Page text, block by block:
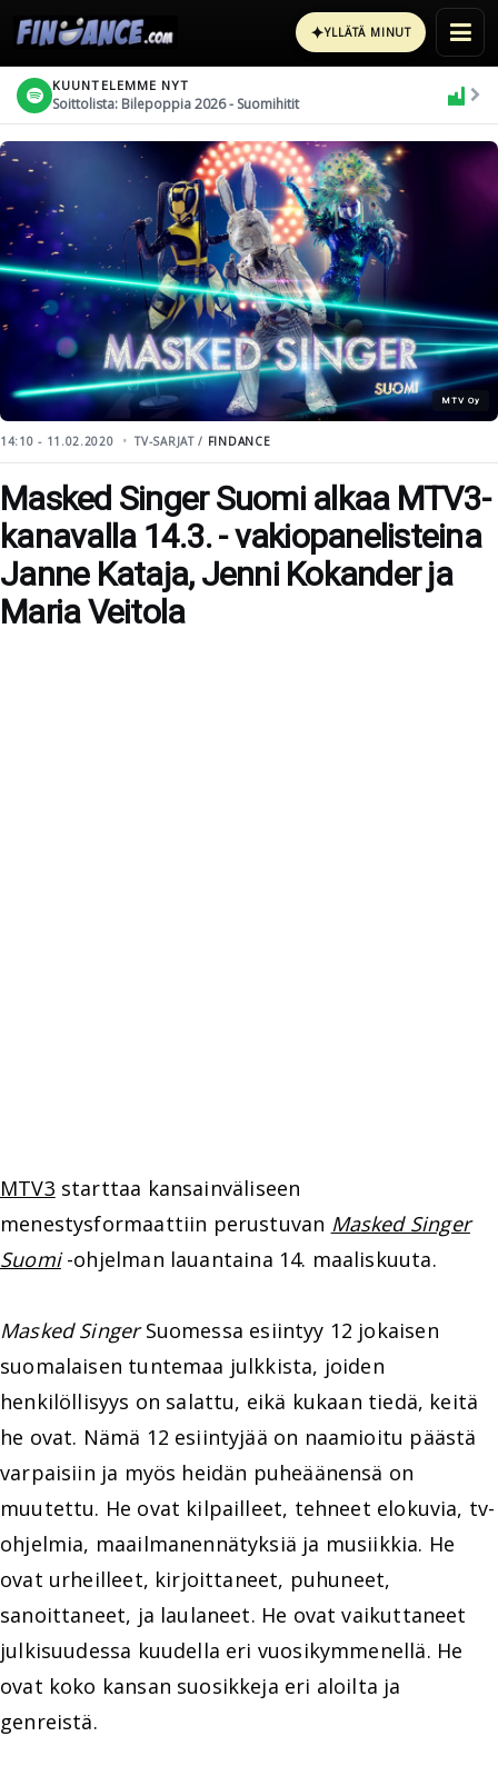
✦YLLÄTÄ MINUT
KUUNTELEMME NYT
Soittolista: Bilepoppia 2026 - Suomihitit
MTV Oy
14:10 - 11.02.2020 TV-SARJAT / FINDANCE
Masked Singer Suomi alkaa MTV3-
kanavalla 14.3. - vakiopanelisteina
Janne Kataja, Jenni Kokander ja
Maria Veitola
MTV3 starttaa kansainväliseen
menestysformaattiin perustuvan Masked Singer
Suomi-ohjelman lauantaina 14. maaliskuuta.
Masked SingerSuomessa esiintyy 12 jokaisen
suomalaisen tuntemaa julkkista, joiden
henkilöllisyys on salattu, eikä kukaan tiedä, keitä
he ovat. Nämä 12 esiintyjää on naamioitu päästä
varpaisiin ja myös heidän puheäänensä on
muutettu. He ovat kilpailleet, tehneet elokuvia, tv-
ohjelmia, maailmanennätyksiä ja musiikkia. He
ovat urheilleet, kirjoittaneet, puhuneet,
sanoittaneet, ja laulaneet. He ovat vaikuttaneet
julkisuudessa kuudella eri vuosikymmenellä. He
ovat koko kansan suosikkeja eri aloilta ja
genreistä.